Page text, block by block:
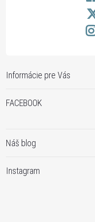
Informácie pre Vás
FACEBOOK
Náš blog
Instagram